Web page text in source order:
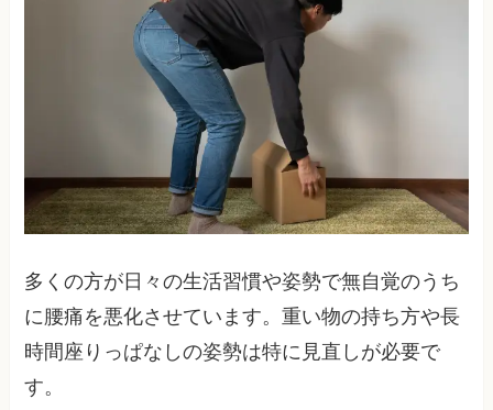
多くの方が日々の生活習慣や姿勢で無自覚のうち
に腰痛を悪化させています。重い物の持ち方や長
時間座りっぱなしの姿勢は特に見直しが必要で
す。